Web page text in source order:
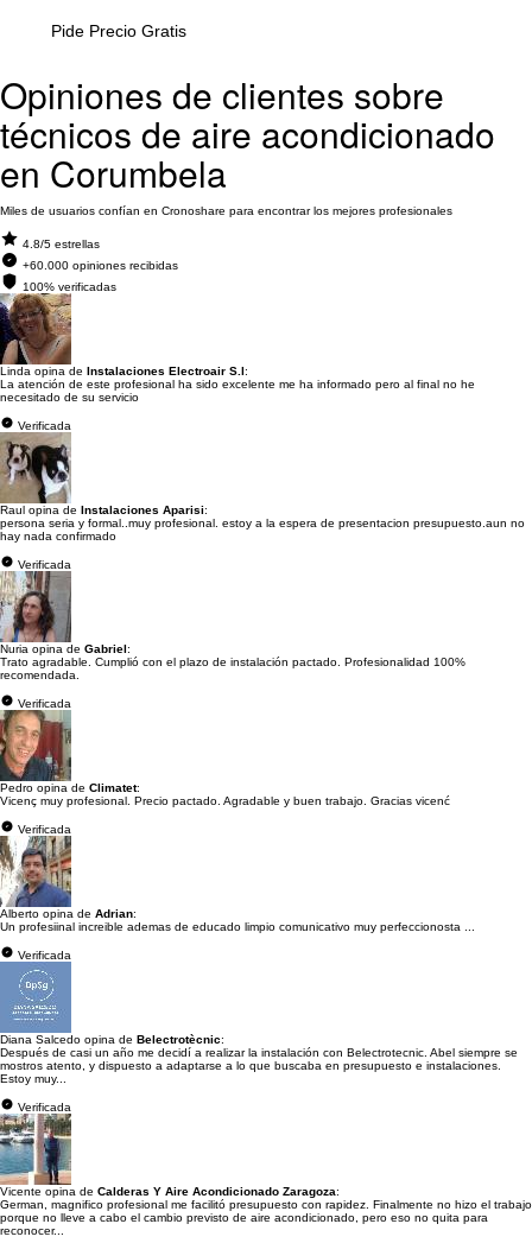
Pide Precio Gratis
Opiniones de clientes sobre
técnicos de aire acondicionado
en Corumbela
Miles de usuarios confían en Cronoshare para encontrar los mejores profesionales
4.8/5 estrellas
+60.000 opiniones recibidas
100% verificadas
Linda opina de Instalaciones Electroair S.l:
La atención de este profesional ha sido excelente me ha informado pero al final no he
necesitado de su servicio
Verificada
Raul opina de Instalaciones Aparisi:
persona seria y formal..muy profesional. estoy a la espera de presentacion presupuesto.aun no
hay nada confirmado
Verificada
Nuria opina de Gabriel:
Trato agradable. Cumplió con el plazo de instalación pactado. Profesionalidad 100%
recomendada.
Verificada
Pedro opina de Climatet:
Vicenç muy profesional. Precio pactado. Agradable y buen trabajo. Gracias vicenć
Verificada
Alberto opina de Adrian:
Un profesiinal increible ademas de educado limpio comunicativo muy perfeccionosta ...
Verificada
Diana Salcedo opina de Belectrotècnic:
Después de casi un año me decidí a realizar la instalación con Belectrotecnic. Abel siempre se
mostros atento, y dispuesto a adaptarse a lo que buscaba en presupuesto e instalaciones.
Estoy muy...
Verificada
Vicente opina de Calderas Y Aire Acondicionado Zaragoza:
German, magnifico profesional me facilitó presupuesto con rapidez. Finalmente no hizo el trabajo
porque no lleve a cabo el cambio previsto de aire acondicionado, pero eso no quita para
reconocer...